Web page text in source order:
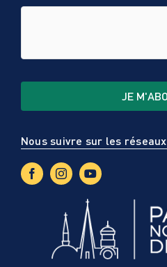
Nous suivre sur les réseaux